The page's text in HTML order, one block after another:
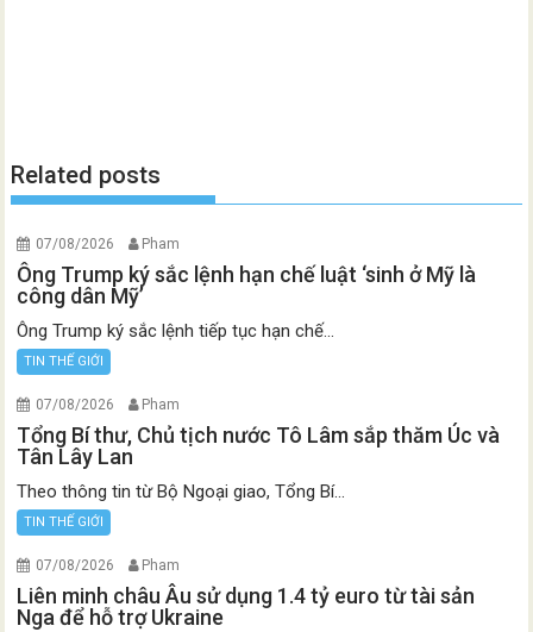
Related posts
07/08/2026 Pham
Ông Trump ký sắc lệnh hạn chế luật ‘sinh ở Mỹ là
công dân Mỹ’
Ông Trump ký sắc lệnh tiếp tục hạn chế...
TIN THẾ GIỚI
07/08/2026 Pham
Tổng Bí thư, Chủ tịch nước Tô Lâm sắp thăm Úc và
Tân Lây Lan
Theo thông tin từ Bộ Ngoại giao, Tổng Bí...
TIN THẾ GIỚI
07/08/2026 Pham
Liên minh châu Âu sử dụng 1.4 tỷ euro từ tài sản
Nga để hỗ trợ Ukraine